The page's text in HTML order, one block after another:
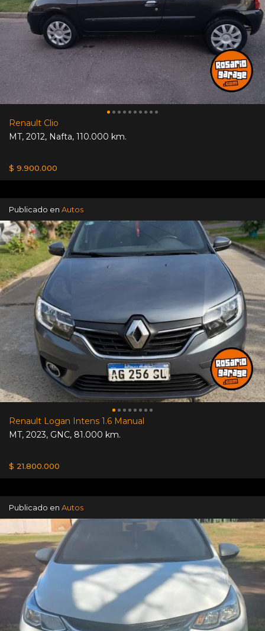
Renault Clio
MT, 2012, Nafta, 110.000 km.
$ 9.900.000
Publicado en Autos
Renault Logan Intens 1.6 Manual
MT, 2023, GNC, 81.000 km.
$ 21.800.000
Publicado en Autos